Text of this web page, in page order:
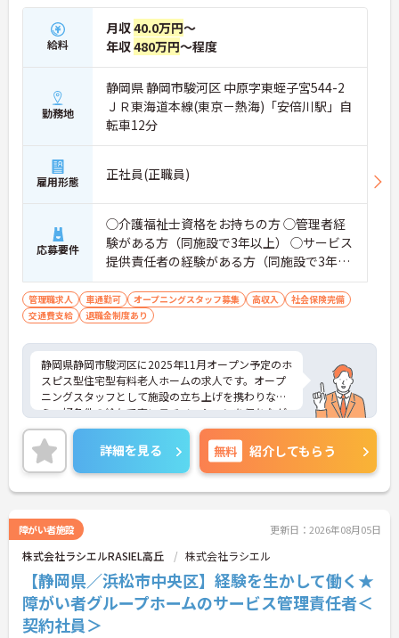
給料
月収40.0万円～
年収480万円～程度
勤務地
静岡県 静岡市駿河区 中原字東蛭子宮544-2
ＪＲ東海道本線(東京－熱海)「安倍川駅」自
転車12分
雇用形態 正社員(正職員)
応募要件
◯介護福祉士資格をお持ちの方 ◯管理者経
験がある方（同施設で3年以上） ◯サービス
提供責任者の経験がある方（同施設で3年以
上） ◯訪問介護経験がある方 ◯PCスキル
（PC操作、Word・Excel※初級レベル以
上）
管理職求人 車通勤可 オープニングスタッフ募集 高収入
社会保険完備
交通費支給
退職金制度あり
静岡県静岡市駿河区に2025年11月オープン予定のホ
スピス型住宅型有料老人ホームの求人です。オープ
ニングスタッフとして施設の立ち上げを携わりなが
ら、好条件の給与で高いモチベーションを保ちなが
ら勤務することができます。
終末期の患者様やご家族に寄り添い「その人らしい
最期を支える」という看護師としての本質的な役割
を実感できる場です。医療的ケアだけでなく、精神
的・社会的なサポートも重視されるため、患者さん
りがいになります。
ご興味をお持ちの方はお気軽にお問い合わせくださ
い！
詳細を見る 無料 紹介してもらう
障がい者施設 更新日：2026年08月05日
株式会社ラシエルRASIEL高丘 株式会社ラシエル
【静岡県／浜松市中央区】経験を生かして働く★
障がい者グループホームのサービス管理責任者＜
契約社員＞